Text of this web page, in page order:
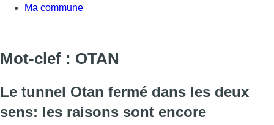
Ma commune
Mot-clef : OTAN
Le tunnel Otan fermé dans les deux
sens: les raisons sont encore